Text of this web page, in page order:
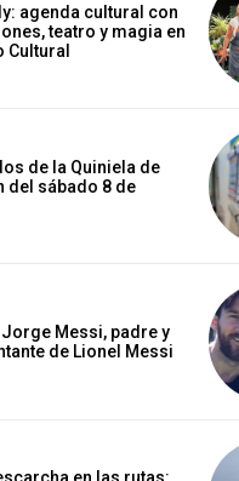
agenda cultural con
teatro y magia en
Cultural
de la Quiniela de
del sábado 8 de
Messi, padre y
de Lionel Messi